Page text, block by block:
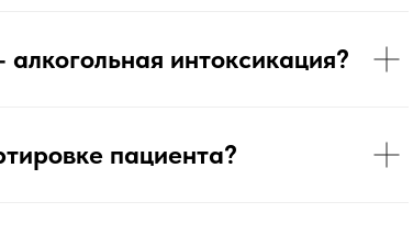
интоксикация?
пациента?